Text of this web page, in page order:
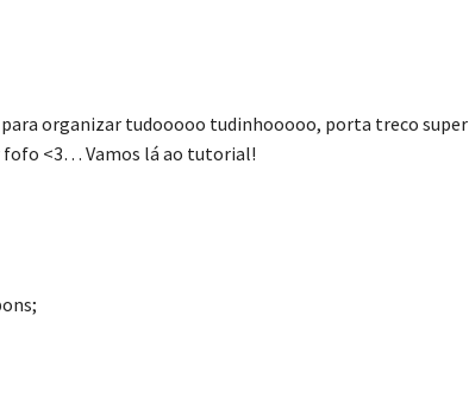
para organizar tudooooo tudinhooooo, porta treco
fofo <3… Vamos lá ao tutorial!